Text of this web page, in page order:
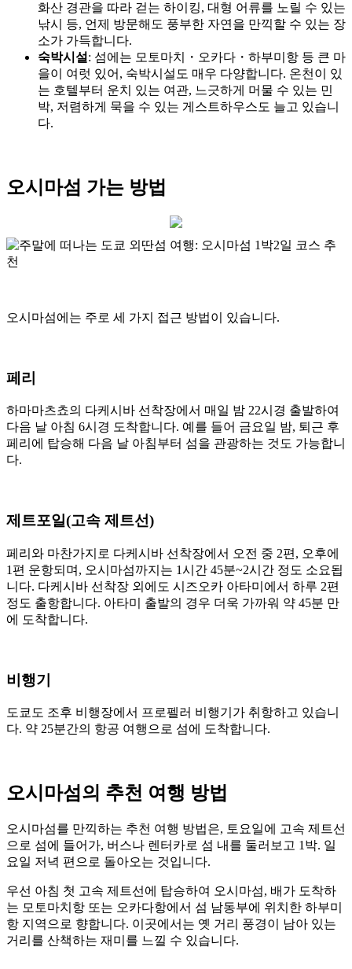
화산 경관을 따라 걷는 하이킹, 대형 어류를 노릴 수 있는
낚시 등, 언제 방문해도 풍부한 자연을 만끽할 수 있는 장
소가 가득합니다.
숙박시설 : 섬에는 모토마치・오카다・하부미항 등 큰 마
을이 여럿 있어, 숙박시설도 매우 다양합니다. 온천이 있
는 호텔부터 운치 있는 여관, 느긋하게 머물 수 있는 민
박, 저렴하게 묵을 수 있는 게스트하우스도 늘고 있습니
다.
오시마섬 가는 방법
오시마섬에는 주로 세 가지 접근 방법이 있습니다.
페리
하마마츠쵸의 다케시바 선착장에서 매일 밤 22시경 출발하여
다음 날 아침 6시경 도착합니다. 예를 들어 금요일 밤, 퇴근 후
페리에 탑승해 다음 날 아침부터 섬을 관광하는 것도 가능합니
다.
제트포일(고속 제트선)
페리와 마찬가지로 다케시바 선착장에서 오전 중 2편, 오후에
1편 운항되며, 오시마섬까지는 1시간 45분~2시간 정도 소요됩
니다. 다케시바 선착장 외에도 시즈오카 아타미에서 하루 2편
정도 출항합니다. 아타미 출발의 경우 더욱 가까워 약 45분 만
에 도착합니다.
비행기
도쿄도 조후 비행장에서 프로펠러 비행기가 취항하고 있습니
다. 약 25분간의 항공 여행으로 섬에 도착합니다.
오시마섬의 추천 여행 방법
오시마섬를 만끽하는 추천 여행 방법은, 토요일에 고속 제트선
으로 섬에 들어가, 버스나 렌터카로 섬 내를 둘러보고 1박. 일
요일 저녁 편으로 돌아오는 것입니다.
우선 아침 첫 고속 제트선에 탑승하여 오시마섬, 배가 도착하
는 모토마치항 또는 오카다항에서 섬 남동부에 위치한 하부미
항 지역으로 향합니다. 이곳에서는 옛 거리 풍경이 남아 있는
거리를 산책하는 재미를 느낄 수 있습니다.